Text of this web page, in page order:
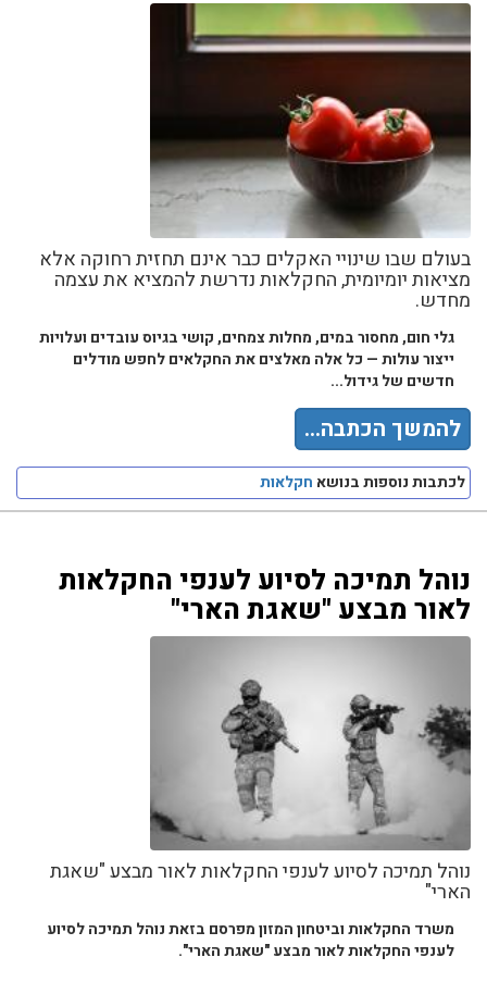
בעולם שבו שינויי האקלים כבר אינם תחזית רחוקה אלא
מציאות יומיומית, החקלאות נדרשת להמציא את עצמה
מחדש.
גלי חום, מחסור במים, מחלות צמחים, קושי בגיוס עובדים ועלויות
ייצור עולות — כל אלה מאלצים את החקלאים לחפש מודלים
חדשים של גידול...
להמשך הכתבה...
לכתבות נוספות בנושא חקלאות
נוהל תמיכה לסיוע לענפי החקלאות
לאור מבצע "שאגת הארי"
נוהל תמיכה לסיוע לענפי החקלאות לאור מבצע "שאגת
הארי"
משרד החקלאות וביטחון המזון מפרסם בזאת נוהל תמיכה לסיוע
לענפי החקלאות לאור מבצע "שאגת הארי".